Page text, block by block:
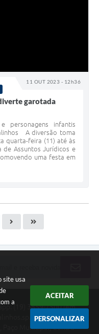
site usa
a
ACEITAR
PERSONALIZAR
11 OUT 2023 - 12h36
garotada
personagens infantis
A diversão toma
quarta-feira (11) até às
de Assuntos Jurídicos e
uma festa em
(19) 3859-7500 (em
Paço Municipal, Centro -